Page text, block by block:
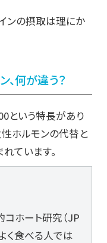
ンの摂取は理にか
、何が違う？
という特長があり
性ホルモンの代替と
ています。
ホート研究（JP
く食べる人では